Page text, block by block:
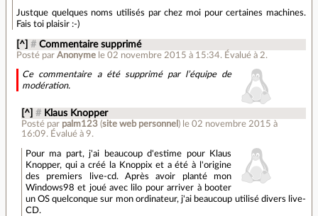
Justque quelques noms utilisés par chez moi pour certaines machines.
Fais toi plaisir :-)
[^] # Commentaire supprimé
Posté parAnonyme le 02 novembre 2015 à 15:34. Évalué à 2.
Ce commentaire a été supprimé par l’équipe de
modération.
[^] # Klaus Knopper
Posté par palm123(site web personnel ) le 02 novembre 2015 à
16:09.Évalué à 9.
Pour ma part, j'ai beaucoup d'estime pour Klaus
Knopper, qui a créé la Knoppix et a été à l'origine
des premiers live-cd. Après avoir planté mon
Windows98 et joué avec lilo pour arriver à booter
un OS quelconque sur mon ordinateur, j'ai beaucoup utilisé divers live-
CD.